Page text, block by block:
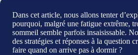
Dans cet article, nous allons tenter
pourquoi, malgré une fatigue extrême,
sommeil semble parfois insaisissable.
des stratégies et réponses à la question
faire quand on arrive pas à dormir ?